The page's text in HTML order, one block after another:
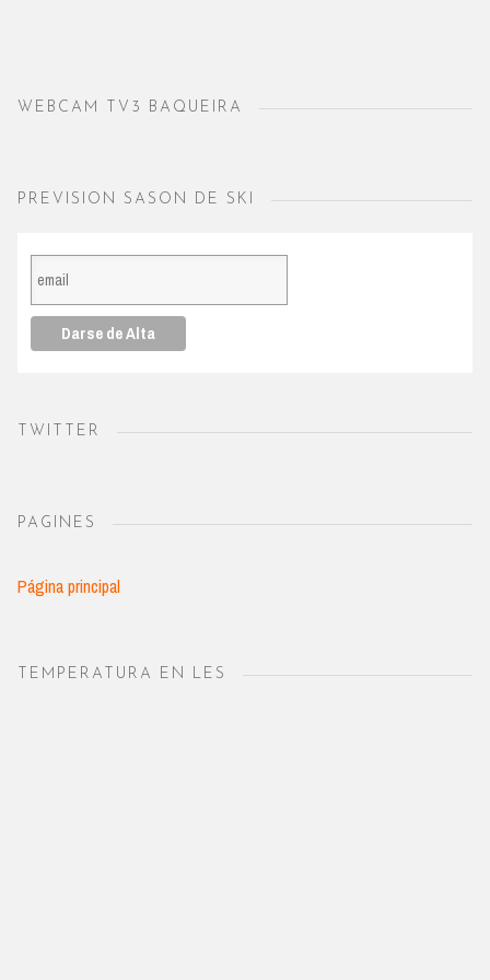
WEBCAM TV3 BAQUEIRA
PREVISION SASON DE SKI
TWITTER
PAGINES
Página principal
TEMPERATURA EN LES